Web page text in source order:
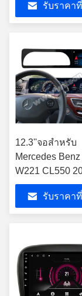
SLK280
2011
รับราคา
12.3''จอสําหรับ
Mercedes
W221 CL550
คนขับมือซ้าย
รับราคา